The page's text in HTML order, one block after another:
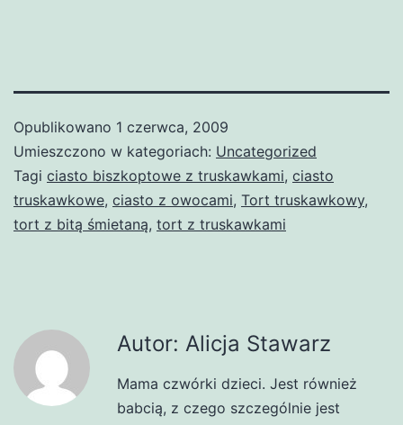
Opublikowano 1 czerwca, 2009
Umieszczono w kategoriach: Uncategorized
Tagi ciasto biszkoptowe z truskawkami, ciasto
truskawkowe, ciasto z owocami, Tort truskawkowy,
tort z bitą śmietaną, tort z truskawkami
Autor: Alicja Stawarz
Mama czwórki dzieci. Jest również
babcią, z czego szczególnie jest